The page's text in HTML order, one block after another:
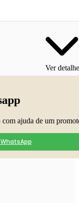
Ver
com ajuda de um